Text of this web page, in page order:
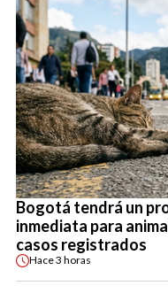
Bogotá tendrá un
inmediata para
casos registrados
Hace3 horas